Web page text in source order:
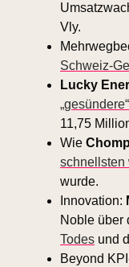
Vly.
Schweiz-
Lucky
11,75
Wie
schnellsten
wurde.
Innovation:
Noble über
Todes und
Beyond